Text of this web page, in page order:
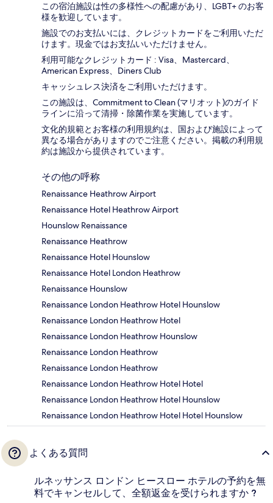
この宿泊施設は性の多様性への配慮があり、LGBT+ のお客
様を歓迎しています。
施設でのお支払いには、クレジットカードをご利用いただ
けます。現金ではお支払いいただけません。
利用可能なクレジットカード : Visa、Mastercard、
American Express、Diners Club
キャッシュレス決済をご利用いただけます。
この施設は、Commitment to Clean (マリオット)のガイド
ラインに沿って清掃・除菌作業を実施しています。
文化的規範とお客様の利用規約は、国および施設によって
異なる場合がありますのでご注意ください。掲載の利用規
約は施設から提供されています。
その他の呼称
Renaissance Heathrow Airport
Renaissance Hotel Heathrow Airport
Hounslow Renaissance
Renaissance Heathrow
Renaissance Hotel Hounslow
Renaissance Hotel London Heathrow
Renaissance Hounslow
Renaissance London Heathrow Hotel Hounslow
Renaissance London Heathrow Hotel
Renaissance London Heathrow Hounslow
Renaissance London Heathrow
Renaissance London Heathrow
Renaissance London Heathrow Hotel Hotel
Renaissance London Heathrow Hotel Hounslow
Renaissance London Heathrow Hotel Hotel Hounslow
よくある質問
ルネッサンス ロンドン ヒースロー ホテルの予約を無
料でキャンセルして、全額返金を受けられますか ?